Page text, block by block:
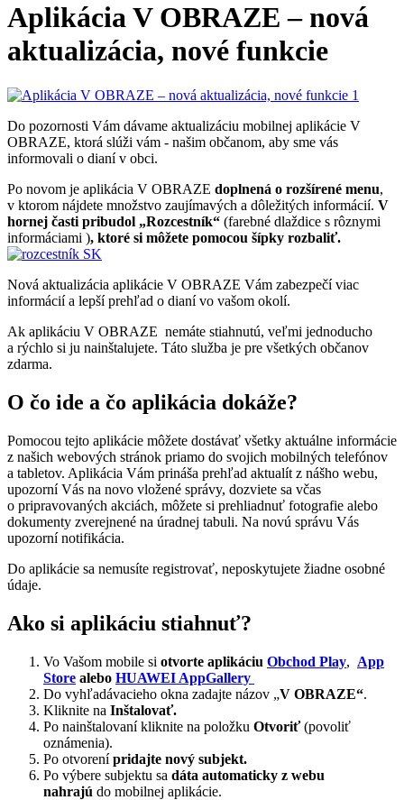
Aplikácia V OBRAZE – nová
aktualizácia, nové funkcie
Do pozornosti Vám dávame aktualizáciu mobilnej aplikácie V
OBRAZE, ktorá slúži vám - našim občanom, aby sme vás
informovali o dianí v obci.
Po novom je aplikácia V OBRAZE doplnená o rozšírené menu,
v ktorom nájdete množstvo zaujímavých a dôležitých informácií. V
hornej časti pribudol „Rozcestník“ (farebné dlaždice s rôznymi
informáciami ), ktoré si môžete pomocou šípky rozbaliť.
Nová aktualizácia aplikácie V OBRAZE Vám zabezpečí viac
informácií a lepší prehľad o dianí vo vašom okolí.
Ak aplikáciu V OBRAZE nemáte stiahnutú, veľmi jednoducho
a rýchlo si ju nainštalujete. Táto služba je pre všetkých občanov
zdarma.
O čo ide a čo aplikácia dokáže?
Pomocou tejto aplikácie môžete dostávať všetky aktuálne informácie
z našich webových stránok priamo do svojich mobilných telefónov
a tabletov. Aplikácia Vám prináša prehľad aktualít z nášho webu,
upozorní Vás na novo vložené správy, dozviete sa včas
o pripravovaných akciách, môžete si prehliadnuť fotografie alebo
dokumenty zverejnené na úradnej tabuli. Na novú správu Vás
upozorní notifikácia.
Do aplikácie sa nemusíte registrovať, neposkytujete žiadne osobné
údaje.
Ako si aplikáciu stiahnuť?
Vo Vašom mobile si otvorte aplikáciu Obchod Play, App
Store alebo HUAWEI AppGallery
Do vyhľadávacieho okna zadajte názov „V OBRAZE“.
Kliknite na Inštalovať.
Po nainštalovaní kliknite na položku Otvoriť(povoliť
oznámenia).
Po otvorenípridajte nový subjekt.
Po výbere subjektu sa dáta automaticky z webu
nahrajú do mobilnej aplikácie.